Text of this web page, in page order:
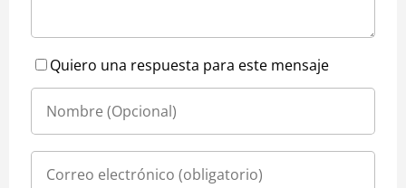
Quiero una respuesta para este mensaje